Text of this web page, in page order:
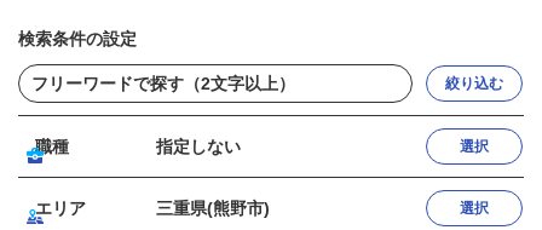
検索条件の設定
絞り込む
職種 指定しない 選択
エリア 三重県(熊野市) 選択